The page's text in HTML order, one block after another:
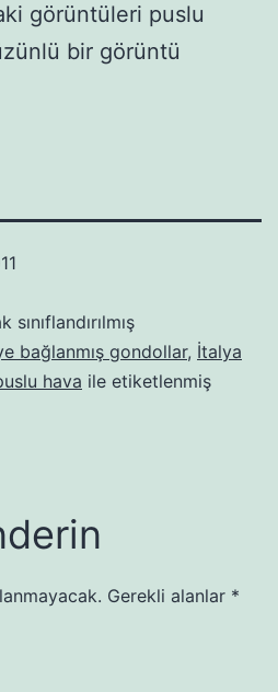
görüntüleri puslu
bir görüntü
sınıflandırılmış
bağlanmış gondollar, İtalya
hava ile etiketlenmiş
Gerekli alanlar *